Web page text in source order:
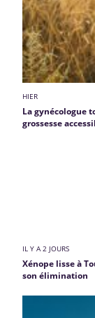
HIER
La gynécologue
grossesse
IL Y A 2 JOURS
Xénope lisse à
son élimination